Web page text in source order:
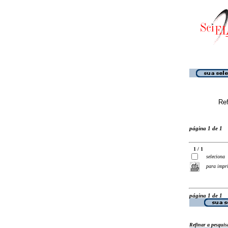
página 1 de 1
1 / 1
seleciona
para
página 1 de 1
Refinar a